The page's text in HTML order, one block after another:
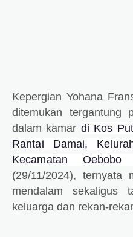
Kepergian Yohana
ditemukan tergantung
dalam kamar di Kos
Rantai Damai,
Kecamatan Oebobo
(29/11/2024), ternyata
mendalam sekaligus
keluarga dan rekan-